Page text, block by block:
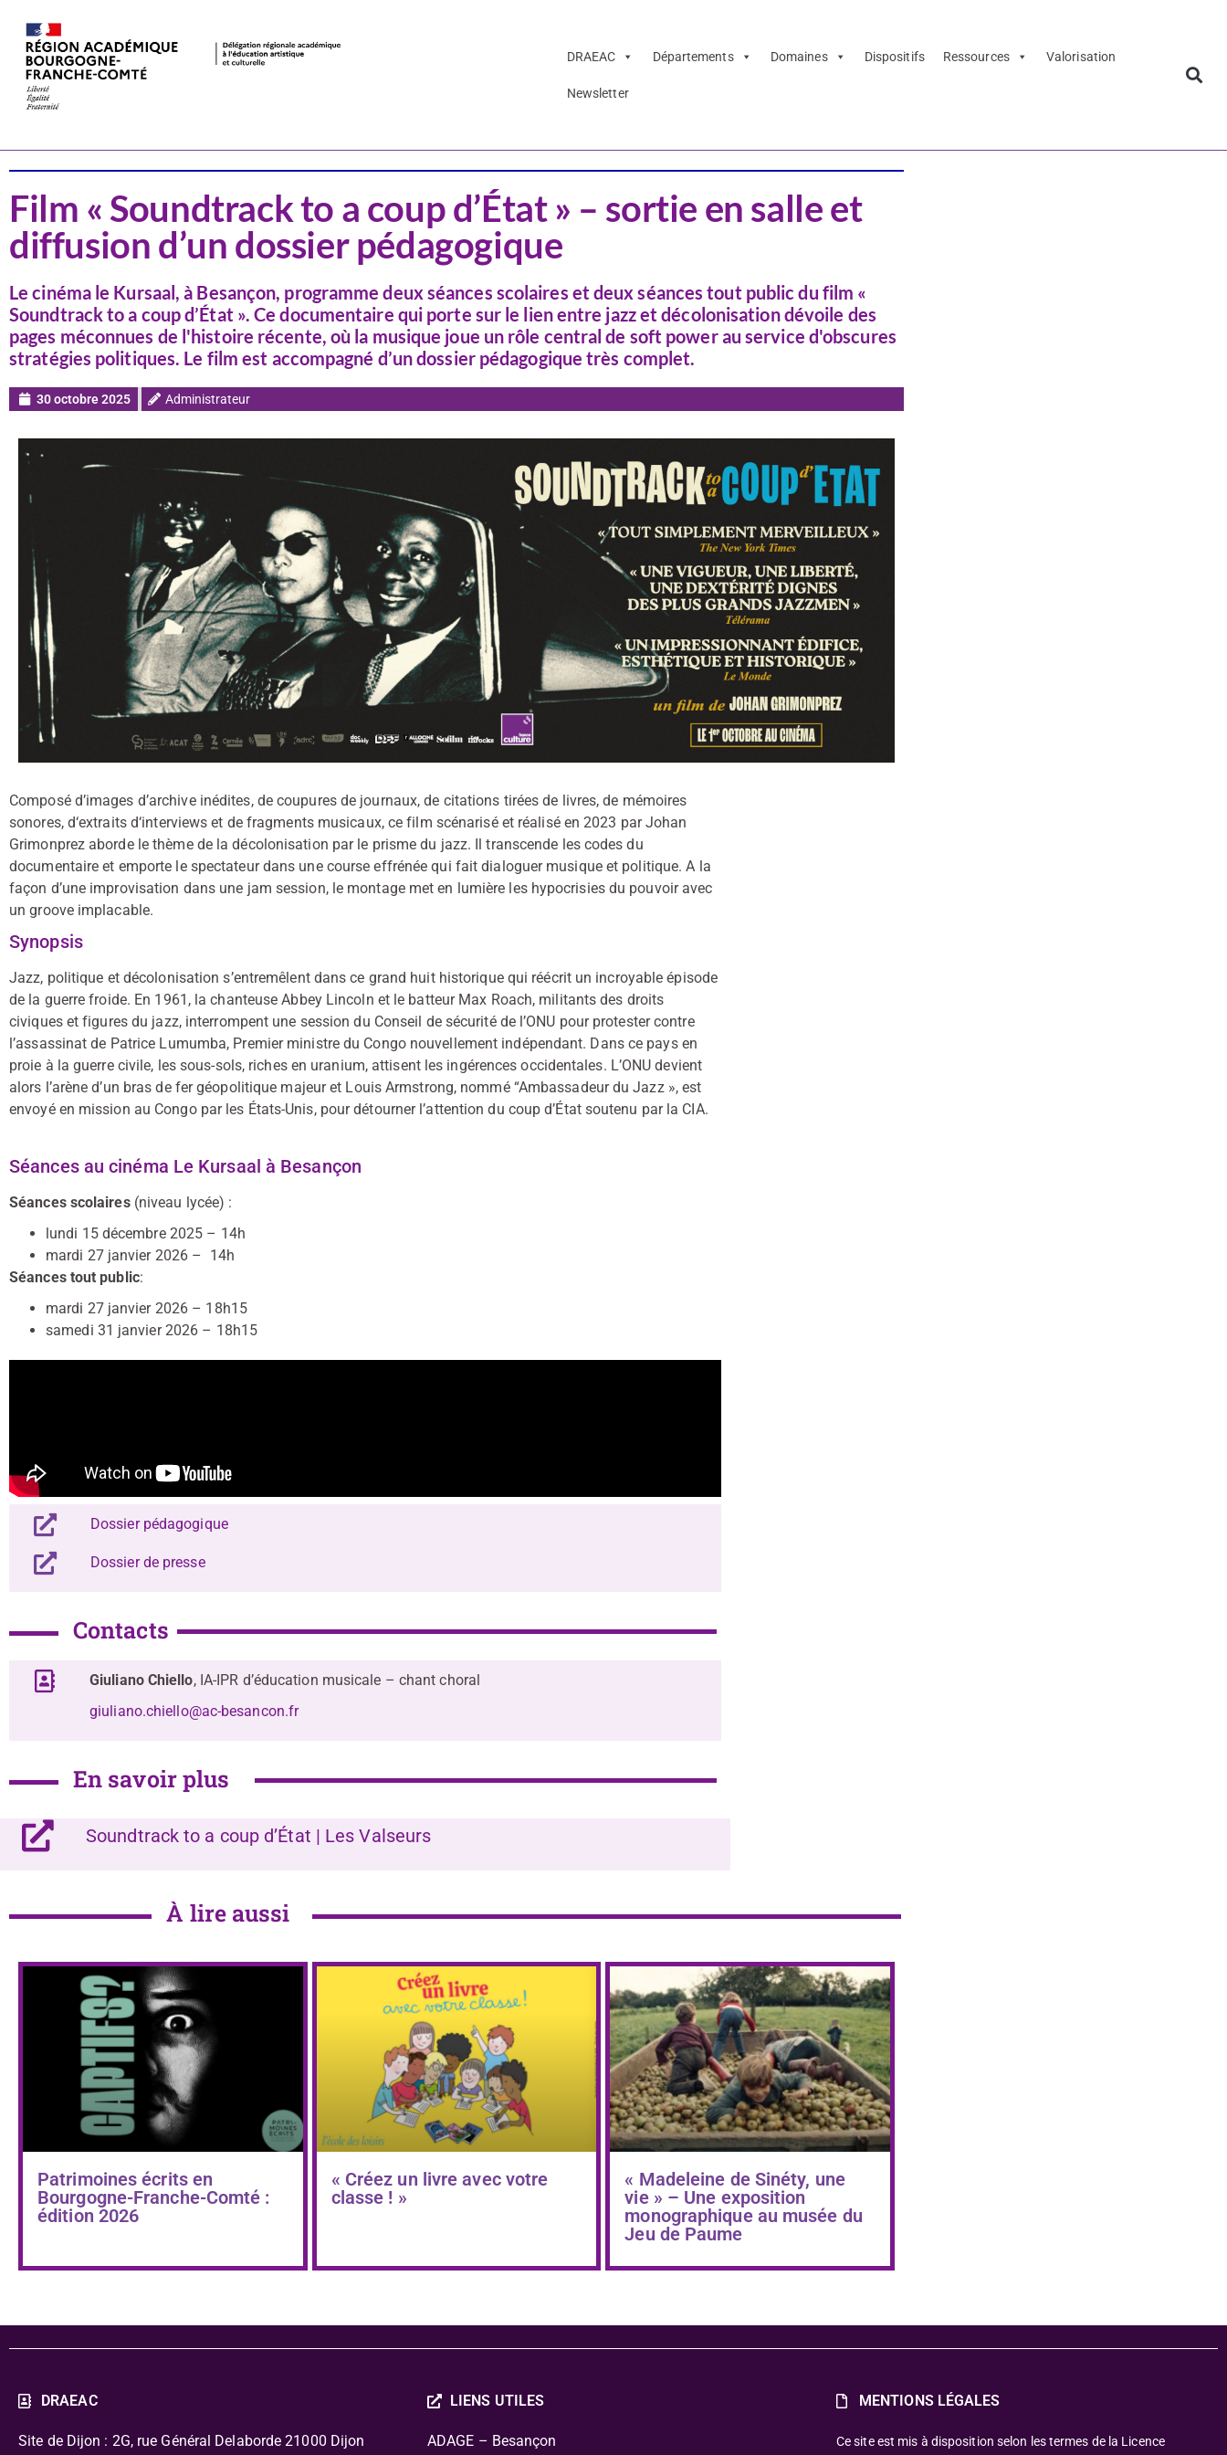
DRAEAC Départements Domaines Dispositifs Ressources Valorisation
Newsletter
Film « Soundtrack to a coup d’État » – sortie en salle et
diffusion d’un dossier pédagogique
Le cinéma le Kursaal, à Besançon, programme deux séances scolaires et deux séances tout public du film «
Soundtrack to a coup d’État ». Ce documentaire qui porte sur le lien entre jazz et décolonisation dévoile des
pages méconnues de l'histoire récente, où la musique joue un rôle central de soft power au service d'obscures
stratégies politiques. Le film est accompagné d’un dossier pédagogique très complet.
30 octobre 2025 Administrateur
Composé d’images d’archive inédites, de coupures de journaux, de citations tirées de livres, de mémoires
sonores, d‘extraits d‘interviews et de fragments musicaux, ce film scénarisé et réalisé en 2023 par Johan
Grimonprez aborde le thème de la décolonisation par le prisme du jazz. Il transcende les codes du
documentaire et emporte le spectateur dans une course effrénée qui fait dialoguer musique et politique. A la
façon d’une improvisation dans une jam session, le montage met en lumière les hypocrisies du pouvoir avec
un groove implacable.
Synopsis
Jazz, politique et décolonisation s’entremêlent dans ce grand huit historique qui réécrit un incroyable épisode
de la guerre froide. En 1961, la chanteuse Abbey Lincoln et le batteur Max Roach, militants des droits
civiques et figures du jazz, interrompent une session du Conseil de sécurité de l’ONU pour protester contre
l’assassinat de Patrice Lumumba, Premier ministre du Congo nouvellement indépendant. Dans ce pays en
proie à la guerre civile, les sous-sols, riches en uranium, attisent les ingérences occidentales. L’ONU devient
alors l’arène d’un bras de fer géopolitique majeur et Louis Armstrong, nommé “Ambassadeur du Jazz », est
envoyé en mission au Congo par les États-Unis, pour détourner l’attention du coup d’État soutenu par la CIA.
Séances au cinéma Le Kursaal à Besançon
Séances scolaires (niveau lycée) :
lundi 15 décembre 2025 – 14h
mardi 27 janvier 2026 – 14h
Séances tout public:
mardi 27 janvier 2026 – 18h15
samedi 31 janvier 2026 – 18h15
Dossier pédagogique
Dossier de presse
Contacts
Giuliano Chiello, IA-IPR d’éducation musicale – chant choral
giuliano.chiello@ac-besancon.fr
En savoir plus
Soundtrack to a coup d’État | Les Valseurs
À lire aussi
Patrimoines écrits en
Bourgogne-Franche-Comté :
édition 2026
« Créez un livre avec votre
classe ! »
« Madeleine de Sinéty, une
vie » – Une exposition
monographique au musée du
Jeu de Paume
DRAEAC
Site de Dijon : 2G, rue Général Delaborde 21000 Dijon
LIENS UTILES
ADAGE – Besançon
MENTIONS LÉGALES
Ce site est mis à disposition selon les termes de la Licence